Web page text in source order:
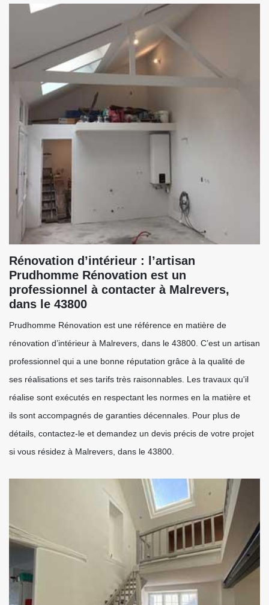
Rénovation d’intérieur : l’artisan
Prudhomme Rénovation est un
professionnel à contacter à Malrevers,
dans le 43800
Prudhomme Rénovation est une référence en matière de
rénovation d’intérieur à Malrevers, dans le 43800. C’est un artisan
professionnel qui a une bonne réputation grâce à la qualité de
ses réalisations et ses tarifs très raisonnables. Les travaux qu'il
réalise sont exécutés en respectant les normes en la matière et
ils sont accompagnés de garanties décennales. Pour plus de
détails, contactez-le et demandez un devis précis de votre projet
si vous résidez à Malrevers, dans le 43800.